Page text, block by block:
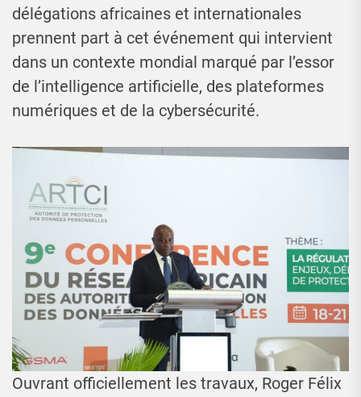
délégations africaines et internationales
prennent part à cet événement qui intervient
dans un contexte mondial marqué par l’essor
de l’intelligence artificielle, des plateformes
numériques et de la cybersécurité.
Ouvrant officiellement les travaux, Roger Félix